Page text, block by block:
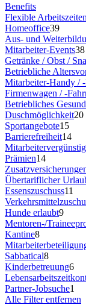
Benefits
Flexible Arbeitszeiten
Homeoffice39
Aus- und
Mitarbeiter-Events38
Getränke / Obst /
Betriebliche
Mitarbeiter-Handy /
Firmenwagen / -
Betriebliches
Duschmöglichkeit20
Sportangebote15
Barrierefreiheit14
Prämien14
Übertariflicher
Essenszuschuss11
Hunde erlaubt9
Mentoren-/
Kantine8
Sabbatical8
Kinderbetreuung6
Partner-Jobsuche1
Alle Filter entfernen